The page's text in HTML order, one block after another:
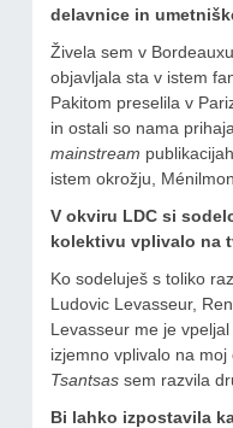
delavnice in
Živela sem v
objavljala sta v istem
Pakitom preselila v
in ostali so nama
mainstream
istem okrožju,
V okviru LDC si
kolektivu vplivalo na
Ko sodeluješ s toliko
Ludovic Levasseur,
Levasseur me je
izjemno vplivalo na
Tsantsassem razvila
Bi lahko izpostavila